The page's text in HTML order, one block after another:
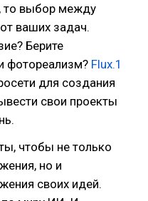
то выбор между
ваших задач.
Берите
фотореализм? Flux.1
для создания
свои проекты
чтобы не только
но и
своих идей.